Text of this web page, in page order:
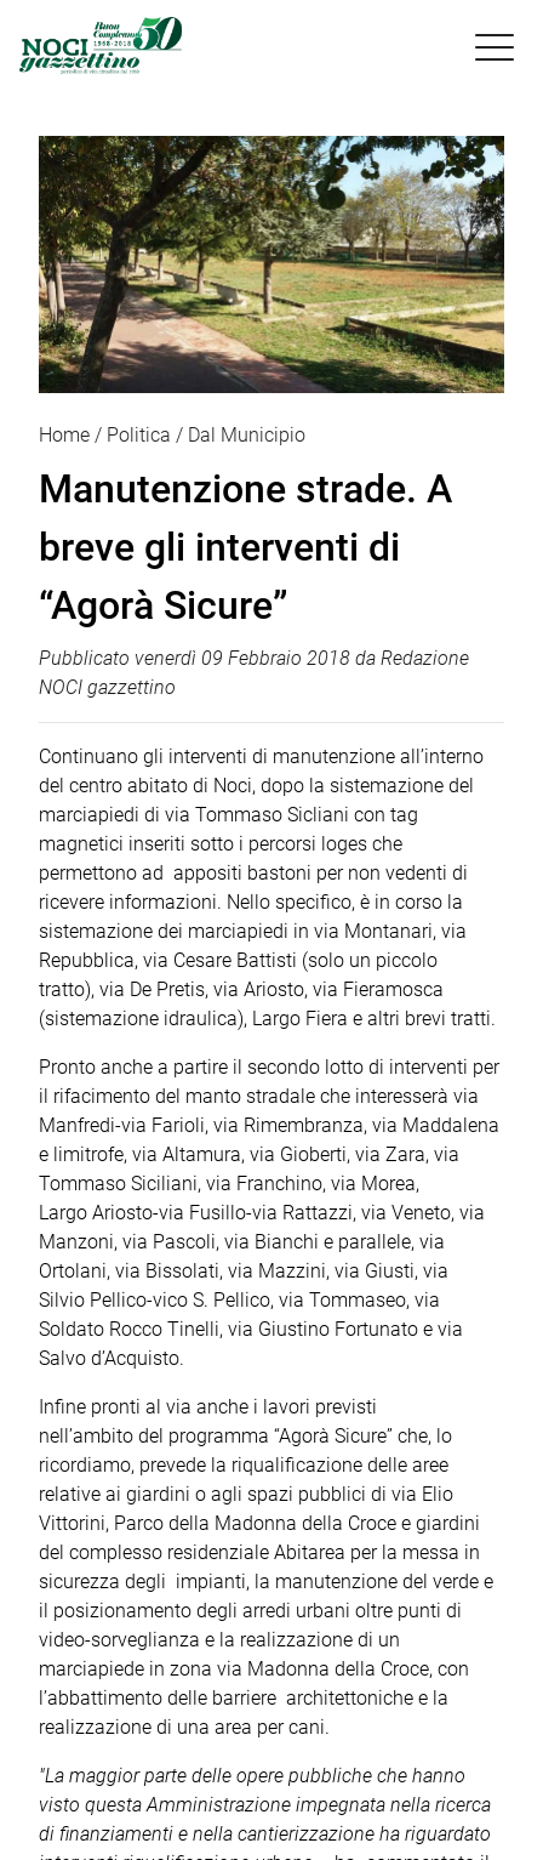

Home Politica Dal Municipio
Manutenzione strade. A
breve gli interventi di
“Agorà Sicure”
Pubblicato venerdì 09 Febbraio 2018 da Redazione
NOCI gazzettino
Continuano gli interventi di manutenzione all’interno
del centro abitato di Noci, dopo la sistemazione del
marciapiedi di via Tommaso Sicliani con tag
magnetici inseriti sotto i percorsi loges che
permettono ad appositi bastoni per non vedenti di
ricevere informazioni. Nello specifico, è in corso la
sistemazione dei marciapiedi in via Montanari, via
Repubblica, via Cesare Battisti (solo un piccolo
tratto), via De Pretis, via Ariosto, via Fieramosca
(sistemazione idraulica), Largo Fiera e altri brevi tratti.
Pronto anche a partire il secondo lotto di interventi per
il rifacimento del manto stradale che interesserà via
Manfredi-via Farioli, via Rimembranza, via Maddalena
e limitrofe, via Altamura, via Gioberti, via Zara, via
Tommaso Siciliani, via Franchino, via Morea,
Largo Ariosto-via Fusillo-via Rattazzi, via Veneto, via
Manzoni, via Pascoli, via Bianchi e parallele, via
Ortolani, via Bissolati, via Mazzini, via Giusti, via
Silvio Pellico-vico S. Pellico, via Tommaseo, via
Soldato Rocco Tinelli, via Giustino Fortunato e via
Salvo d’Acquisto.
Infine pronti al via anche i lavori previsti
nell’ambito del programma “Agorà Sicure” che, lo
ricordiamo, prevede la riqualificazione delle aree
relative ai giardini o agli spazi pubblici di via Elio
Vittorini, Parco della Madonna della Croce e giardini
del complesso residenziale Abitarea per la messa in
sicurezza degli impianti, la manutenzione del verde e
il posizionamento degli arredi urbani oltre punti di
video-sorveglianza e la realizzazione di un
marciapiede in zona via Madonna della Croce, con
l’abbattimento delle barriere architettoniche e la
realizzazione di una area per cani.
"La maggior parte delle opere pubbliche che hanno
visto questa Amministrazione impegnata nella ricerca
di finanziamenti e nella cantierizzazione ha riguardato